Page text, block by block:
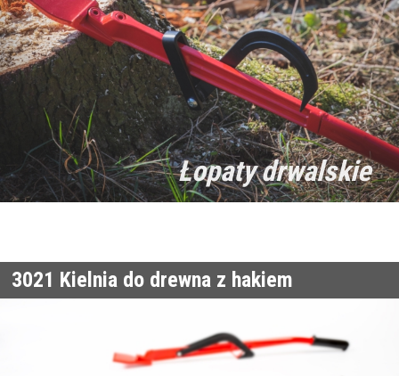
Łopaty drwalskie
3021 Kielnia do drewna z hakiem